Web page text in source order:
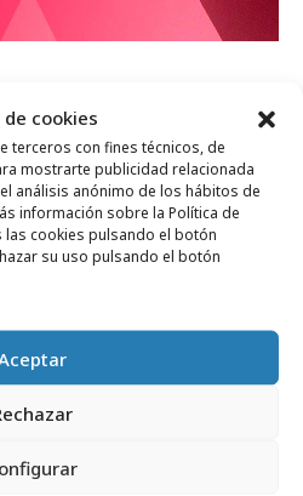
de cookies
terceros con fines técnicos, de
mostrarte publicidad relacionada
análisis anónimo de los hábitos de
información sobre la Política de
las cookies pulsando el botón
su uso pulsando el botón